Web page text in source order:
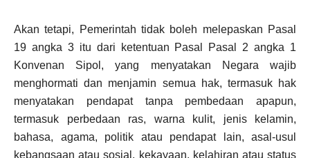
Akan tetapi, Pemerintah tidak boleh melepaskan Pasal
19 angka 3 itu dari ketentuan Pasal Pasal 2 angka 1
Konvenan Sipol, yang menyatakan Negara wajib
menghormati dan menjamin semua hak, termasuk hak
menyatakan pendapat tanpa pembedaan apapun,
termasuk perbedaan ras, warna kulit, jenis kelamin,
bahasa, agama, politik atau pendapat lain, asal-usul
kebangsaan atau sosial, kekayaan, kelahiran atau status